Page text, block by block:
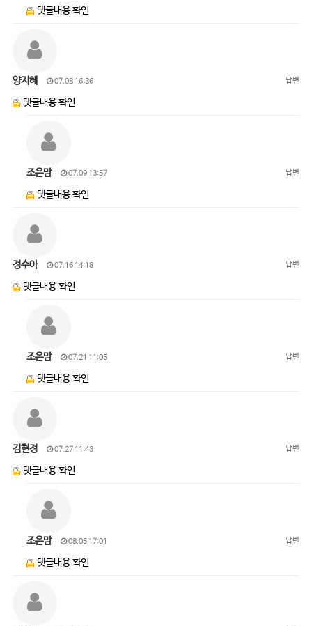
댓글내용 확인
양지혜 07.08 16:36 답변
댓글내용 확인
조은맘 07.09 13:57 답변
댓글내용 확인
정수아 07.16 14:18 답변
댓글내용 확인
조은맘 07.21 11:05 답변
댓글내용 확인
김현정 07.27 11:43 답변
댓글내용 확인
조은맘 08.05 17:01 답변
댓글내용 확인